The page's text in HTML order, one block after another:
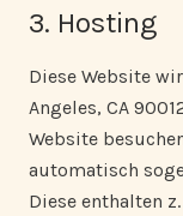
3. Hosting
Diese Website
Angeles, CA
Website
automatisch
Diese enthalten